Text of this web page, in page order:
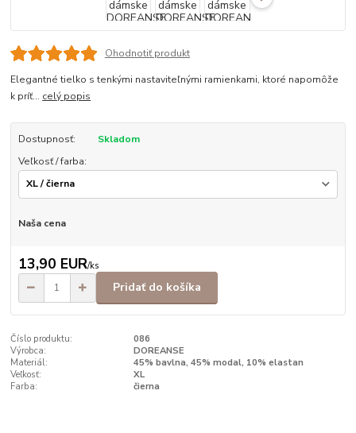
Ohodnotiť produkt
Elegantné tielko s tenkými nastaviteľnými ramienkami, ktoré napomôže
k príť... celý popis
Dostupnosť:
Skladom
Veľkosť / farba:
Naša cena
13,90 EUR/ks
Pridať do košíka
Číslo produktu:
086
Výrobca:
DOREANSE
Materiál:
45% bavlna, 45% modal, 10% elastan
Veľkosť:
XL
Farba:
čierna